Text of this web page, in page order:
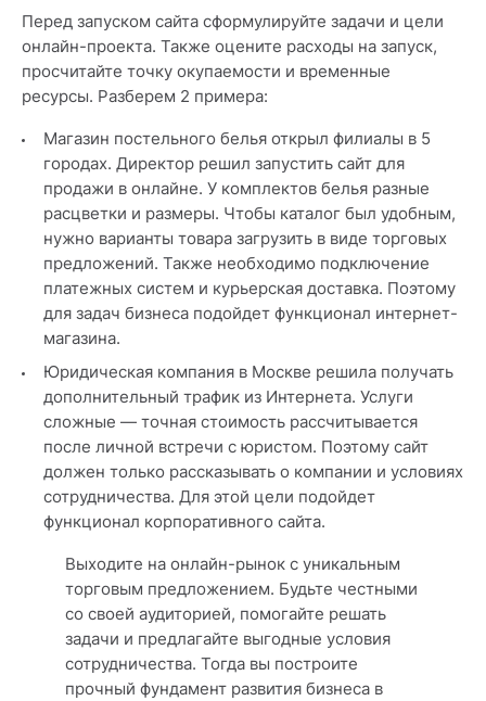
Перед запуском сайта сформулируйте задачи и цели
онлайн-проекта. Также оцените расходы на запуск,
просчитайте точку окупаемости и временные
ресурсы. Разберем 2 примера:
Магазин постельного белья открыл филиалы в 5
городах. Директор решил запустить сайт для
продажи в онлайне. У комплектов белья разные
расцветки и размеры. Чтобы каталог был удобным,
нужно варианты товара загрузить в виде торговых
предложений. Также необходимо подключение
платежных систем и курьерская доставка. Поэтому
для задач бизнеса подойдет функционал интернет-
магазина.
Юридическая компания в Москве решила получать
дополнительный трафик из Интернета. Услуги
сложные — точная стоимость рассчитывается
после личной встречи с юристом. Поэтому сайт
должен только рассказывать о компании и условиях
сотрудничества. Для этой цели подойдет
функционал корпоративного сайта.
Выходите на онлайн-рынок с уникальным
торговым предложением. Будьте честными
со своей аудиторией, помогайте решать
задачи и предлагайте выгодные условия
сотрудничества. Тогда вы построите
прочный фундамент развития бизнеса в